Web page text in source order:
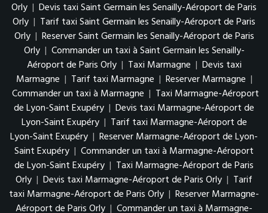
Orly | Devis taxi Saint Germain les Senailly-Aéroport de Paris
Orly | Tarif taxi Saint Germain les Senailly-Aéroport de Paris
Orly | Reserver Saint Germain les Senailly-Aéroport de Paris
Orly | Commander un taxi à Saint Germain les Senailly-
Aéroport de Paris Orly | Taxi Marmagne | Devis taxi
Marmagne | Tarif taxi Marmagne | Reserver Marmagne |
Commander un taxi à Marmagne | Taxi Marmagne-Aéroport
de Lyon-Saint Exupéry | Devis taxi Marmagne-Aéroport de
Lyon-Saint Exupéry | Tarif taxi Marmagne-Aéroport de
Lyon-Saint Exupéry | Reserver Marmagne-Aéroport de Lyon-
Saint Exupéry | Commander un taxi à Marmagne-Aéroport
de Lyon-Saint Exupéry | Taxi Marmagne-Aéroport de Paris
Orly | Devis taxi Marmagne-Aéroport de Paris Orly | Tarif
taxi Marmagne-Aéroport de Paris Orly | Reserver Marmagne-
Aéroport de Paris Orly | Commander un taxi à Marmagne-